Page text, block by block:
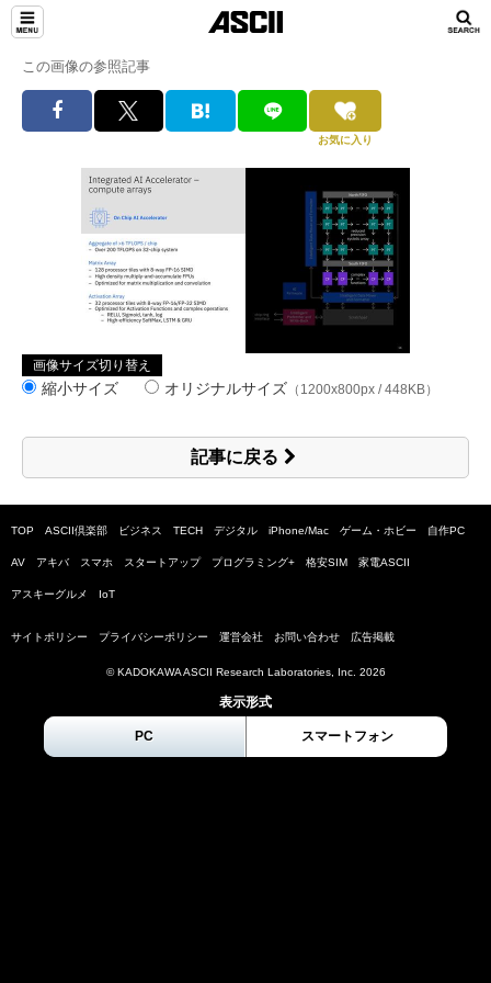
この画像の参照記事
お気に入り
画像サイズ切り替え
縮小サイズ オリジナルサイズ （1200x800px / 448KB）
記事に戻る
TOP ASCII倶楽部 ビジネス TECH デジタル iPhone/Mac ゲーム・ホビー 自作PC
AV アキバ スマホ スタートアップ プログラミング+ 格安SIM 家電ASCII
アスキーグルメ IoT
サイトポリシー プライバシーポリシー 運営会社 お問い合わせ 広告掲載
© KADOKAWA ASCII Research Laboratories, Inc. 2026
表示形式
PC スマートフォン